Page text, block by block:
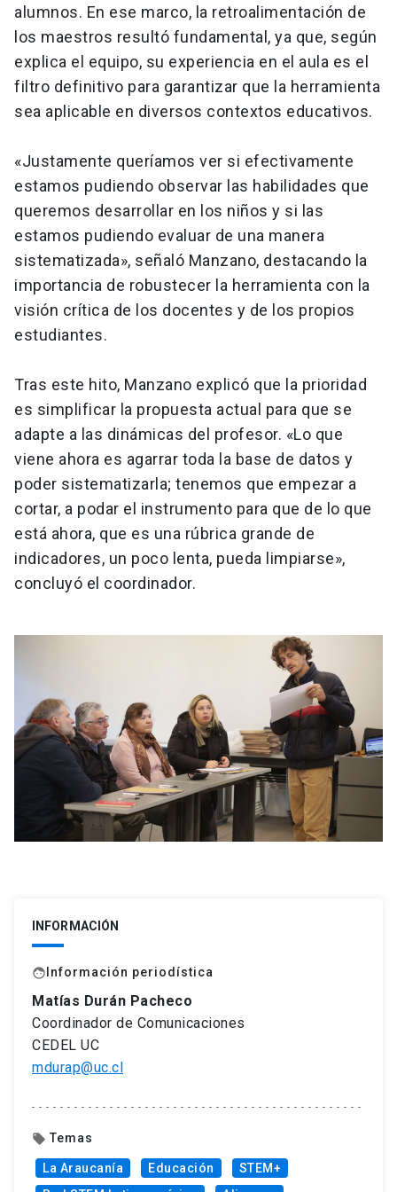
alumnos. En ese marco, la retroalimentación de
los maestros resultó fundamental, ya que, según
explica el equipo, su experiencia en el aula es el
filtro definitivo para garantizar que la herramienta
sea aplicable en diversos contextos educativos.
«Justamente queríamos ver si efectivamente
estamos pudiendo observar las habilidades que
queremos desarrollar en los niños y si las
estamos pudiendo evaluar de una manera
sistematizada», señaló Manzano, destacando la
importancia de robustecer la herramienta con la
visión crítica de los docentes y de los propios
estudiantes.
Tras este hito, Manzano explicó que la prioridad
es simplificar la propuesta actual para que se
adapte a las dinámicas del profesor. «Lo que
viene ahora es agarrar toda la base de datos y
poder sistematizarla; tenemos que empezar a
cortar, a podar el instrumento para que de lo que
está ahora, que es una rúbrica grande de
indicadores, un poco lenta, pueda limpiarse»,
concluyó el coordinador.
INFORMACIÓN
face Información periodística
Matías Durán Pacheco
Coordinador de Comunicaciones
CEDEL UC
mdurap@uc.cl
local_offer Temas
La Araucanía Educación
STEM+